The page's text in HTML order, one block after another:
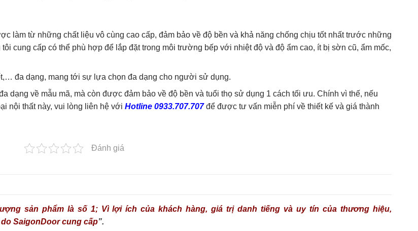
làm từ những chất liệu vô cùng cao cấp, đảm bảo về độ bền và khả năng chống chịu tốt nhất trước những
cung cấp có thể phù hợp để lắp đặt trong môi trường bếp với nhiệt độ và độ ẩm cao, ít bị sờn cũ, ẩm mốc,
đa dạng, mang tới sự lựa chọn đa dạng cho người sử dụng.
dạng về mẫu mã, mà còn được đảm bảo về độ bền và tuổi thọ sử dụng 1 cách tối ưu. Chính vì thế, nếu
nội thất này, vui lòng liên hệ với Hotline 0933.707.707để được tư vấn miễn phí về thiết kế và giá thành
Đánh giá
sản phẩm là số 1; Vì lợi ích của khách hàng, giá trị danh tiếng và uy tín của thương hiệu,
SaigonDoor cung cấp”.